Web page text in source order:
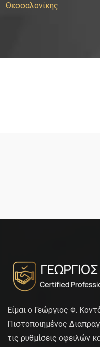
Θεσσαλονίκης
Είμαι ο Γεώργιος Φ.
Πιστοποιημένος
τις ρυθμίσεις οφειλών